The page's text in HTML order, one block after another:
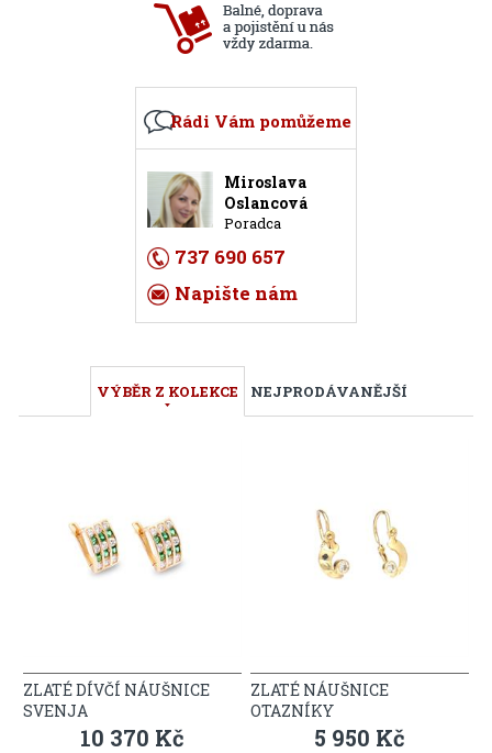
Rádi Vám pomůžeme
Miroslava
Oslancová
Poradca
737 690 657
Napište nám
VÝBĚR Z KOLEKCE NEJPRODÁVANĚJŠÍ
ZLATÉ DÍVČÍ NÁUŠNICE
SVENJA
10 370 Kč
ZLATÉ NÁUŠNICE
OTAZNÍKY
5 950 Kč